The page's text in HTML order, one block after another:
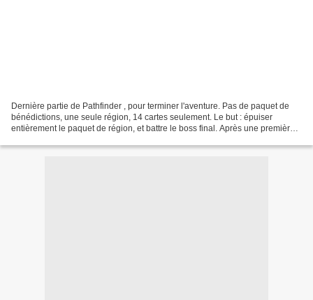
Dernière partie de Pathfinder , pour terminer l'aventure. Pas de paquet de
bénédictions, une seule région, 14 cartes seulement. Le but : épuiser
entièrement le paquet de région, et battre le boss final. Après une première